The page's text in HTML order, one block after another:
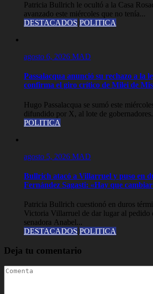
Patricia Bullrich le ocultó a la Casa
avanzado este miércoles que no tenía...
DESTACADOS POLITICA
agosto 6, 2026 MAD
Passalacqua anunció su rechazo a la
confirma el giro crítico de Milei de
Hugo Passalacqua se sumó este
difundido por X, al lote de
POLITICA
agosto 5, 2026 MAD
Bullrich atacó a Villarruel y puso en
Fernández Sagasti: «Hay que
Patricia Bullrich cuestionó en duros
Victoria Villarruel de dar lugar al pedido
senadora Anabel...
DESTACADOS POLITICA
Deja tu comentario